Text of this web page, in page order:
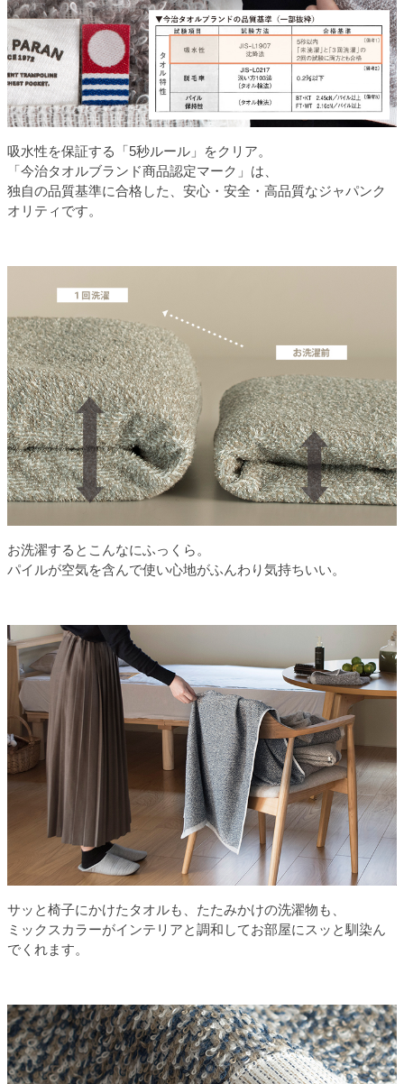
吸水性を保証する「5秒ルール」をクリア。
「今治タオルブランド商品認定マーク」は、
独自の品質基準に合格した、安心・安全・高品質なジャパンク
オリティです。
お洗濯するとこんなにふっくら。
パイルが空気を含んで使い心地がふんわり気持ちいい。
サッと椅子にかけたタオルも、たたみかけの洗濯物も、
ミックスカラーがインテリアと調和してお部屋にスッと馴染ん
でくれます。